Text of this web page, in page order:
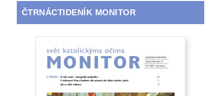
ČTRNÁCTIDENÍK MONITOR